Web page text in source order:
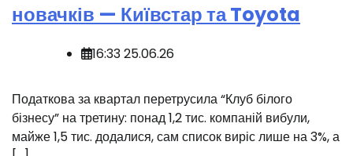
новачків — Київстар та Toyota
16:33 25.06.26
Податкова за квартал перетрусила “Клуб білого
бізнесу” на третину: понад 1,2 тис. компаній вибули,
майже 1,5 тис. додалися, сам список виріс лише на 3%, а